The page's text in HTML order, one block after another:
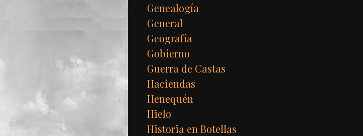
Genealogía
General
Geografía
Gobierno
Guerra de Castas
Haciendas
Henequén
Hielo
Historia en Botellas